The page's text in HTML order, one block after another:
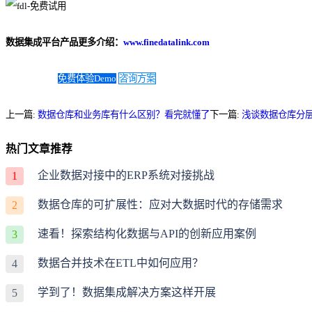
数据集成平台产品更多介绍： www.finedatalink.com
免费体验Demo 咨询方案
上一篇: 数据仓库和业务库有什么区别？看完就懂了 下一篇: 浅谈数据仓库分
热门文章推荐
1 企业数据对接中的ERP系统对接挑战
2 数据仓库的可扩展性：应对大数据时代的存储需求
3 速看！探索结构化数据与API的创新应用案例
4 数据合并技术在ETL中如何应用？
5 学到了！数据集成解决方案这样开展